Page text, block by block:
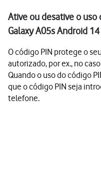
Ative ou desative o uso
Galaxy A05s Android 14
O código PIN protege o
autorizado, por ex., no
Quando o uso do código
que o código PIN seja
telefone.